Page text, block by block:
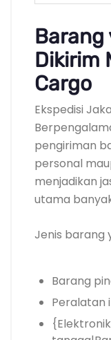
Barang
Dikirim
Cargo
Ekspedisi
pengiriman
personal
menjadikan
utama
Jenis barang
Barang
Peralatan